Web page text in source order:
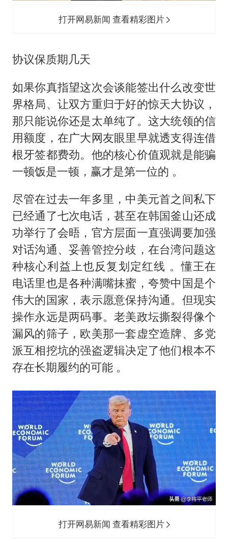
打开网易新闻 查看精彩图片
协议保质期几天
如果你真指望这次会谈能签出什么改变世
界格局、让双方重归于好的惊天大协议，
那只能说你还是太单纯了。这大统领的信
用额度，在广大网友眼里早就透支得连借
根牙签都费劲。他的核心价值观就是能骗
一顿饭是一顿，赢才是第一位的 。
尽管在过去一年多里，中美元首之间私下
已经通了七次电话，甚至在韩国釜山还成
功举行了会晤，官方层面一直强调要加强
对话沟通、妥善管控分歧，在台湾问题这
种核心利益上也反复划定红线 。懂王在
电话里也是各种满嘴抹蜜，夸赞中国是个
伟大的国家，表示愿意保持沟通。但现实
操作永远是两码事。老美政坛撕裂得像个
漏风的筛子，欧美那一套虚空造牌、多党
派互相挖坑的强盗逻辑决定了他们根本不
存在长期履约的可能 。
打开网易新闻 查看精彩图片